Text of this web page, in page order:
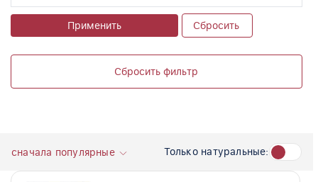
Применить Сбросить
Сбросить фильтр
сначала популярные Только натуральные: